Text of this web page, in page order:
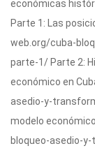
te
r
s
A
p
p
económicas
Parte 1: Las
web.org/cuba-
parte-1/ Parte 2:
económico en
asedio-y-
modelo
bloqueo-asedio-